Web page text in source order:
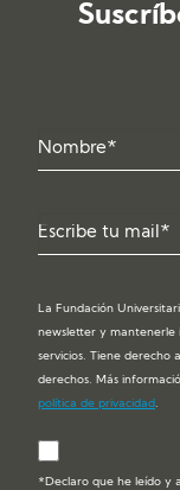
La Fundación
newsletter y mantenerle
servicios. Tiene derecho
derechos. Más
política de privacidad.
*Declaro que he leído y